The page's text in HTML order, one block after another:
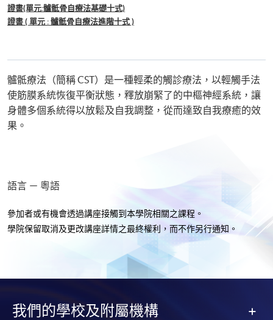
證書(單元:髗骶骨自療法基礎十式)
證書 ( 單元 : 髗骶骨自療法進階十式 )
髗骶療法（簡稱 CST）是一種輕柔的觸診療法，以輕觸手法
使筋膜系統恢復平衡狀態，釋放崩緊了的中樞神經系統，讓
身體多個系統得以放鬆及自我調整，從而達致自我療癒的效
果。
語言 － 粵語
參加者或有機會透過講座接觸到本學院相關之課程。
學院保留取消及更改講座詳情之最終權利，而不作另行通知 。
我們的學校及附屬機構